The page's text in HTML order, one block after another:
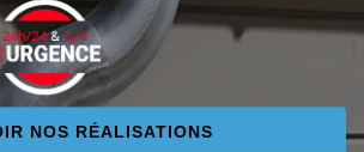
NOS RÉALISATIONS